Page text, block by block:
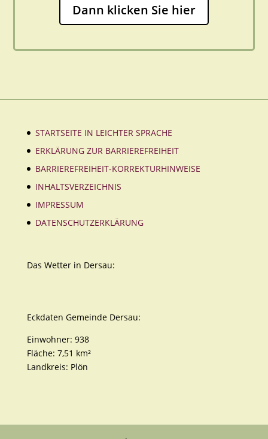
Dann klicken Sie hier
STARTSEITE IN LEICHTER SPRACHE
ERKLÄRUNG ZUR BARRIEREFREIHEIT
BARRIEREFREIHEIT-KORREKTURHINWEISE
INHALTSVERZEICHNIS
IMPRESSUM
DATENSCHUTZERKLÄRUNG
Das Wetter in Dersau:
Eckdaten Gemeinde Dersau:
Einwohner: 938
Fläche: 7,51 km²
Landkreis: Plön